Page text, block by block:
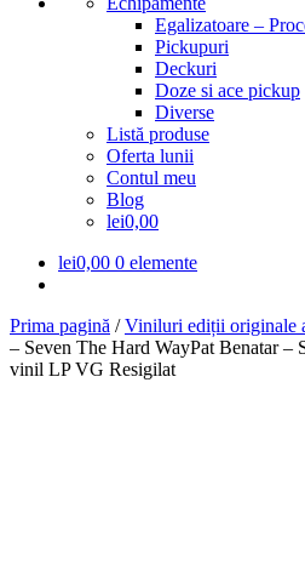
Egalizatoare –
Pickupuri
Deckuri
Doze si ace pickup
Diverse
Listă produse
Oferta lunii
Contul meu
Blog
lei0,00
lei0,00 0 elemente
Prima pagină /Viniluri ediții originale
– Seven The Hard WayPat Benatar –
vinil LP VG Resigilat